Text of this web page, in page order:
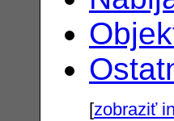
[zobraziť